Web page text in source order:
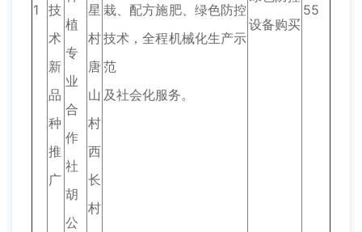
1
技
术
新
品
种
推
广
植
专
业
合
作
社
胡
公
星
村
唐
山
村
西
长
村
栽、配方施肥、绿色防控
技术，全程机械化生产示
范
及社会化服务。
设备购买
55